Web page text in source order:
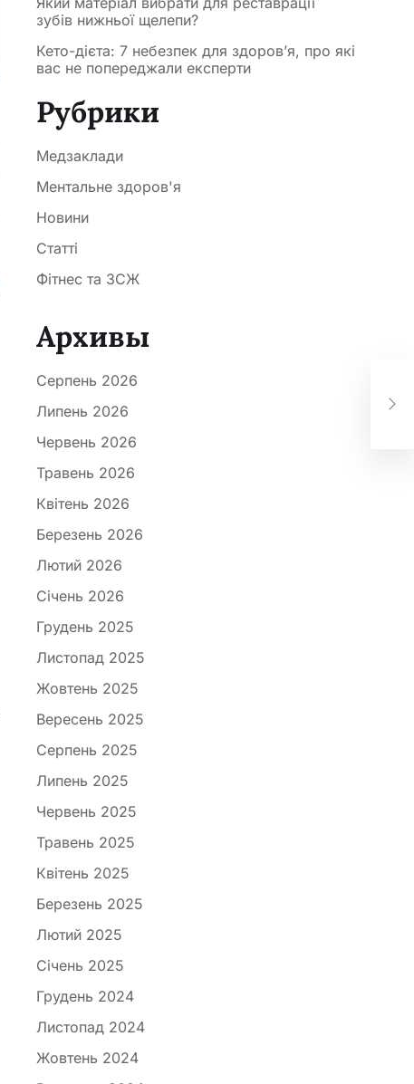
зубів нижньої щелепи?
Кето-дієта: 7 небезпек для здоров’я, про які
вас не попереджали експерти
Рубрики
Медзаклади
Ментальне здоров'я
Новини
Статті
Фітнес та ЗСЖ
Архивы
Серпень 2026
Липень 2026
Червень 2026
Травень 2026
Квітень 2026
Березень 2026
Лютий 2026
Січень 2026
Грудень 2025
Листопад 2025
Жовтень 2025
Вересень 2025
Серпень 2025
Липень 2025
Червень 2025
Травень 2025
Квітень 2025
Березень 2025
Лютий 2025
Січень 2025
Грудень 2024
Листопад 2024
Жовтень 2024